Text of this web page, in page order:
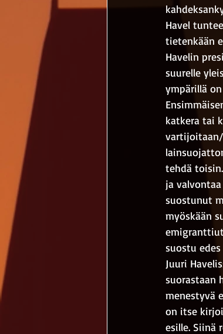
Havel
tietenkään
Havelin
suurelle
ympärillä
katkera tai
tehdä
ja
suostunut
myöskään
suostu
Juuri
suorastaan
menestyvä
on itse
esille. Siinä